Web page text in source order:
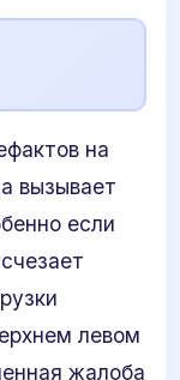
на
вызывает
если
левом
жалоба